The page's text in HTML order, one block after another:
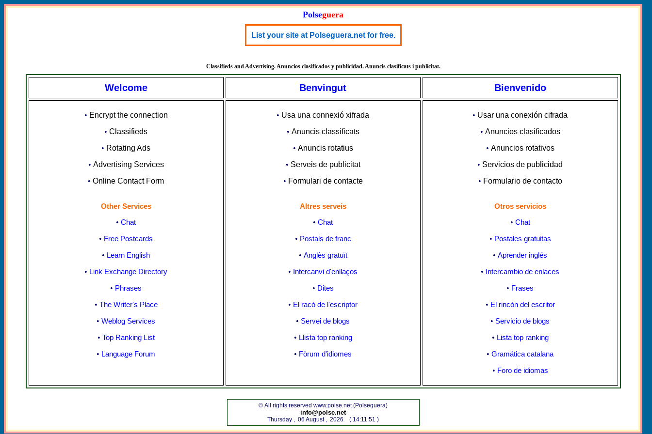
Polseguera
List your site at Polseguera.net for free.
Classifieds and Advertising. Anuncios clasificados y publicidad. Anuncis clasificats i publicitat.
Welcome Benvingut Bienvenido
• Encrypt the connection
• Classifieds
• Rotating Ads
• Advertising Services
• Online Contact Form
Other Services
• Chat
• Free Postcards
• Learn English
• Link Exchange Directory
• Phrases
• The Writer's Place
• Weblog Services
• Top Ranking List
• Language Forum
• Usa una connexió xifrada
• Anuncis classificats
• Anuncis rotatius
• Serveis de publicitat
• Formulari de contacte
Altres serveis
• Chat
• Postals de franc
• Anglès gratuït
• Intercanvi d'enllaços
• Dites
• El racó de l'escriptor
• Servei de blogs
• Llista top ranking
• Fòrum d'idiomes
• Usar una conexión cifrada
• Anuncios clasificados
• Anuncios rotativos
• Servicios de publicidad
• Formulario de contacto
Otros servicios
• Chat
• Postales gratuitas
• Aprender inglés
• Intercambio de enlaces
• Frases
• El rincón del escritor
• Servicio de blogs
• Lista top ranking
• Gramática catalana
• Foro de idiomas
© All rights reserved www.polse.net (Polseguera)
info@polse.net
Thursday , 06 August , 2026 ( 14:11:51 )